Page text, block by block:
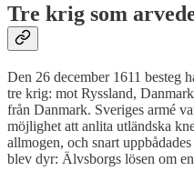
Tre krig som
Den 26 december 1611 besteg
tre krig: mot Ryssland,
från Danmark. Sveriges armé
möjlighet att anlita utländska
allmogen, och snart
blev dyr: Älvsborgs lösen om